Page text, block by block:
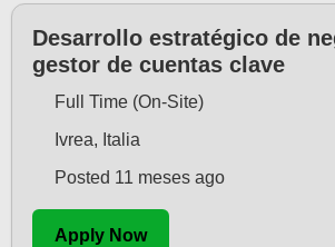
Desarrollo estratégico de
gestor de cuentas clave
Full Time (On-Site)
Ivrea, Italia
Posted 11 meses ago
Apply Now